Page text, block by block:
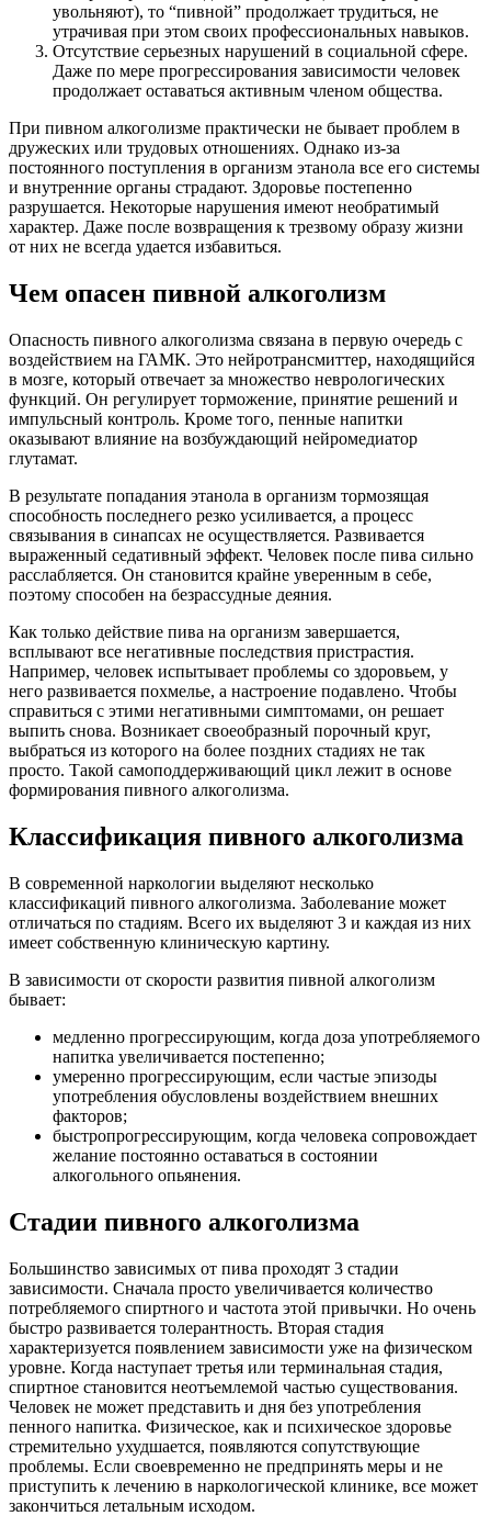
увольняют), то “пивной” продолжает трудиться, не
утрачивая при этом своих профессиональных навыков.
Отсутствие серьезных нарушений в социальной сфере.
Даже по мере прогрессирования зависимости человек
продолжает оставаться активным членом общества.
При пивном алкоголизме практически не бывает проблем в
дружеских или трудовых отношениях. Однако из-за
постоянного поступления в организм этанола все его системы
и внутренние органы страдают. Здоровье постепенно
разрушается. Некоторые нарушения имеют необратимый
характер. Даже после возвращения к трезвому образу жизни
от них не всегда удается избавиться.
Чем опасен пивной алкоголизм
Опасность пивного алкоголизма связана в первую очередь с
воздействием на ГАМК. Это нейротрансмиттер, находящийся
в мозге, который отвечает за множество неврологических
функций. Он регулирует торможение, принятие решений и
импульсный контроль. Кроме того, пенные напитки
оказывают влияние на возбуждающий нейромедиатор
глутамат.
В результате попадания этанола в организм тормозящая
способность последнего резко усиливается, а процесс
связывания в синапсах не осуществляется. Развивается
выраженный седативный эффект. Человек после пива сильно
расслабляется. Он становится крайне уверенным в себе,
поэтому способен на безрассудные деяния.
Как только действие пива на организм завершается,
всплывают все негативные последствия пристрастия.
Например, человек испытывает проблемы со здоровьем, у
него развивается похмелье, а настроение подавлено. Чтобы
справиться с этими негативными симптомами, он решает
выпить снова. Возникает своеобразный порочный круг,
выбраться из которого на более поздних стадиях не так
просто. Такой самоподдерживающий цикл лежит в основе
формирования пивного алкоголизма.
Классификация пивного алкоголизма
В современной наркологии выделяют несколько
классификаций пивного алкоголизма. Заболевание может
отличаться по стадиям. Всего их выделяют 3 и каждая из них
имеет собственную клиническую картину.
В зависимости от скорости развития пивной алкоголизм
бывает:
медленно прогрессирующим, когда доза употребляемого
напитка увеличивается постепенно;
умеренно прогрессирующим, если частые эпизоды
употребления обусловлены воздействием внешних
факторов;
быстропрогрессирующим, когда человека сопровождает
желание постоянно оставаться в состоянии
алкогольного опьянения.
Стадии пивного алкоголизма
Большинство зависимых от пива проходят 3 стадии
зависимости. Сначала просто увеличивается количество
потребляемого спиртного и частота этой привычки. Но очень
быстро развивается толерантность. Вторая стадия
характеризуется появлением зависимости уже на физическом
уровне. Когда наступает третья или терминальная стадия,
спиртное становится неотъемлемой частью существования.
Человек не может представить и дня без употребления
пенного напитка. Физическое, как и психическое здоровье
стремительно ухудшается, появляются сопутствующие
проблемы. Если своевременно не предпринять меры и не
приступить к лечению в наркологической клинике, все может
закончиться летальным исходом.